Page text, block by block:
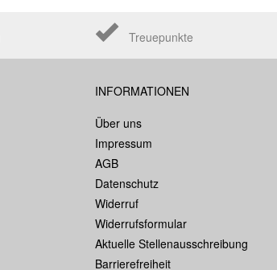
Treuepunkte
INFORMATIONEN
Über uns
Impressum
AGB
Datenschutz
Widerruf
Widerrufsformular
Aktuelle Stellenausschreibung
Barrierefreiheit